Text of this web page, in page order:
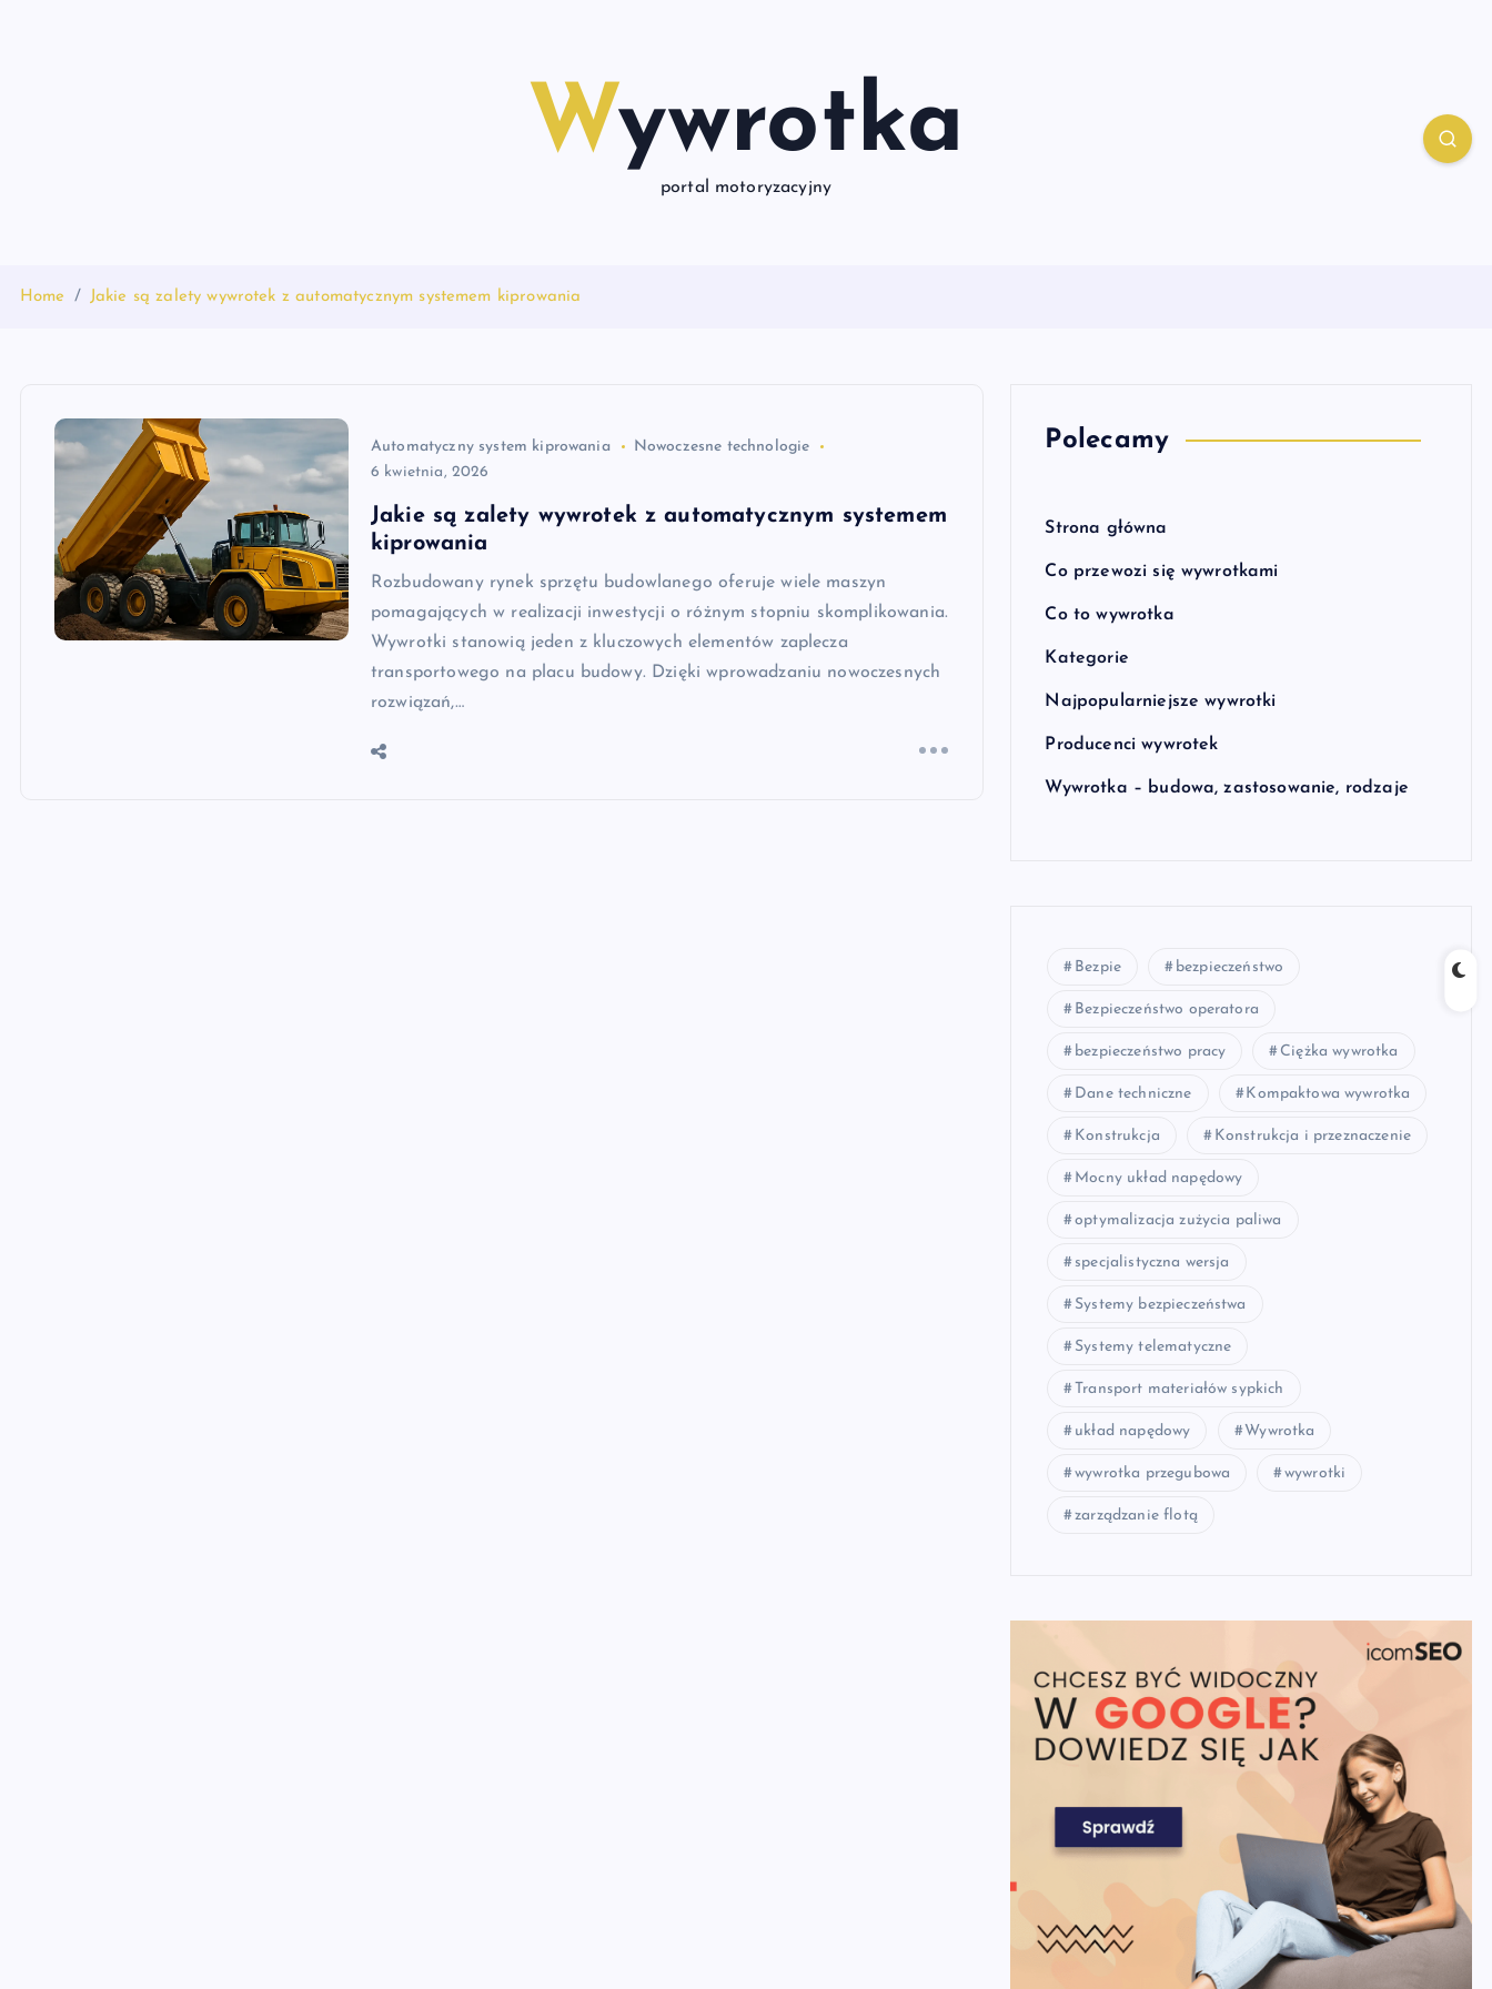
Wywrotka
portal motoryzacyjny
Home Jakie są zalety wywrotek z automatycznym systemem kiprowania
Automatyczny system kiprowania
Nowoczesne technologie
6 kwietnia, 2026
Jakie są zalety wywrotek z automatycznym systemem
kiprowania
Rozbudowany rynek sprzętu budowlanego oferuje wiele maszyn
pomagających w realizacji inwestycji o różnym stopniu skomplikowania.
Wywrotki stanowią jeden z kluczowych elementów zaplecza
transportowego na placu budowy. Dzięki wprowadzaniu nowoczesnych
rozwiązań,…
Polecamy
Strona główna
Co przewozi się wywrotkami
Co to wywrotka
Kategorie
Najpopularniejsze wywrotki
Producenci wywrotek
Wywrotka – budowa, zastosowanie, rodzaje
Bezpie bezpieczeństwo
Bezpieczeństwo operatora
bezpieczeństwo pracy Ciężka wywrotka
Dane techniczne Kompaktowa wywrotka
Konstrukcja Konstrukcja i przeznaczenie
Mocny układ napędowy
optymalizacja zużycia paliwa
specjalistyczna wersja
Systemy bezpieczeństwa
Systemy telematyczne
Transport materiałów sypkich
układ napędowy Wywrotka
wywrotka przegubowa wywrotki
zarządzanie flotą